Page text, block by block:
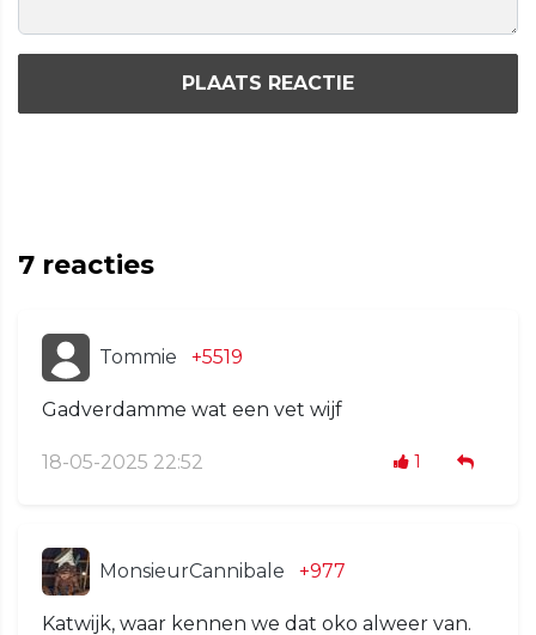
PLAATS REACTIE
7 reacties
Tommie +5519
Gadverdamme wat een vet wijf
18-05-2025 22:52 1
MonsieurCannibale +977
Katwijk, waar kennen we dat oko alweer van.